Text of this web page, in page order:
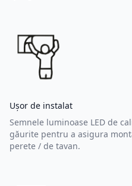
Ușor de instalat
Semnele luminoase LED de
găurite pentru a asigura
perete / de tavan.